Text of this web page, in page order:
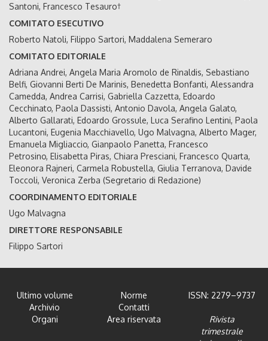
Santoni, Francesco Tesauro†
COMITATO ESECUTIVO
Roberto Natoli, Filippo Sartori, Maddalena Semeraro
COMITATO EDITORIALE
Adriana Andrei, Angela Maria Aromolo de Rinaldis, Sebastiano
Belfi, Giovanni Berti De Marinis, Benedetta Bonfanti, Alessandra
Camedda, Andrea Carrisi, Gabriella Cazzetta, Edoardo
Cecchinato, Paola Dassisti, Antonio Davola, Angela Galato,
Alberto Gallarati, Edoardo Grossule, Luca Serafino Lentini, Paola
Lucantoni, Eugenia Macchiavello, Ugo Malvagna, Alberto Mager,
Emanuela Migliaccio, Gianpaolo Panetta, Francesco
Petrosino, Elisabetta Piras, Chiara Presciani, Francesco Quarta,
Eleonora Rajneri, Carmela Robustella, Giulia Terranova, Davide
Toccoli, Veronica Zerba (Segretario di Redazione)
COORDINAMENTO EDITORIALE
Ugo Malvagna
DIRETTORE RESPONSABILE
Filippo Sartori
Ultimo volume
Archivio
Organi
Norme
Contatti
Area riservata
ISSN: 2279–9737
Rivista
trimestrale